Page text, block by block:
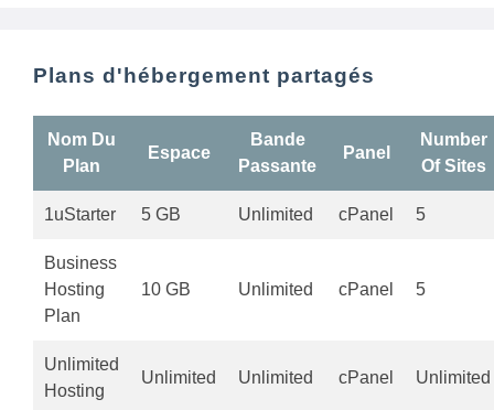
Plans d'hébergement partagés
Nom Du
Plan
Espace
Bande
Passante
Panel
Number
Of Sites
1uStarter 5 GB Unlimited cPanel 5
Business
Hosting
Plan
10 GB Unlimited cPanel 5
Unlimited
Hosting
Unlimited Unlimited cPanel Unlimited